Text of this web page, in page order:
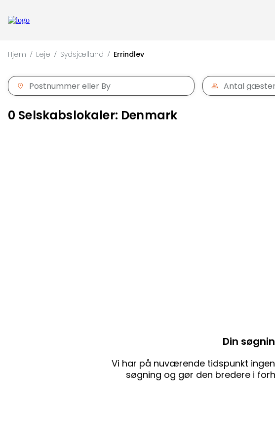
Hjem / Leje / Sydsjælland / Errindlev
0 Selskabslokaler: Denmark
Din
Vi har på nuværende tidspunkt
søgning og gør den bredere i